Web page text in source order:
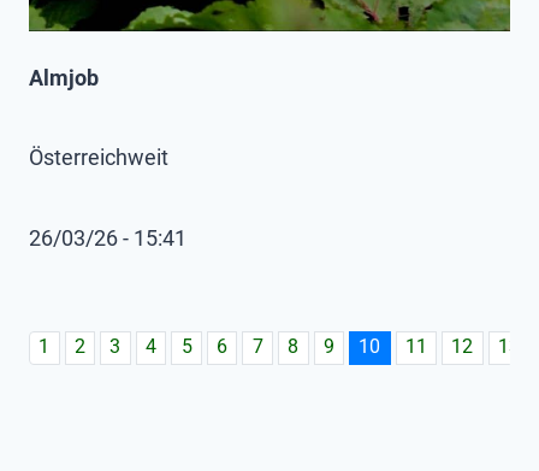
Almjob
Österreichweit
26/03/26 - 15:41
1 2 3 4 5 6 7 8 9 10 11 12 13